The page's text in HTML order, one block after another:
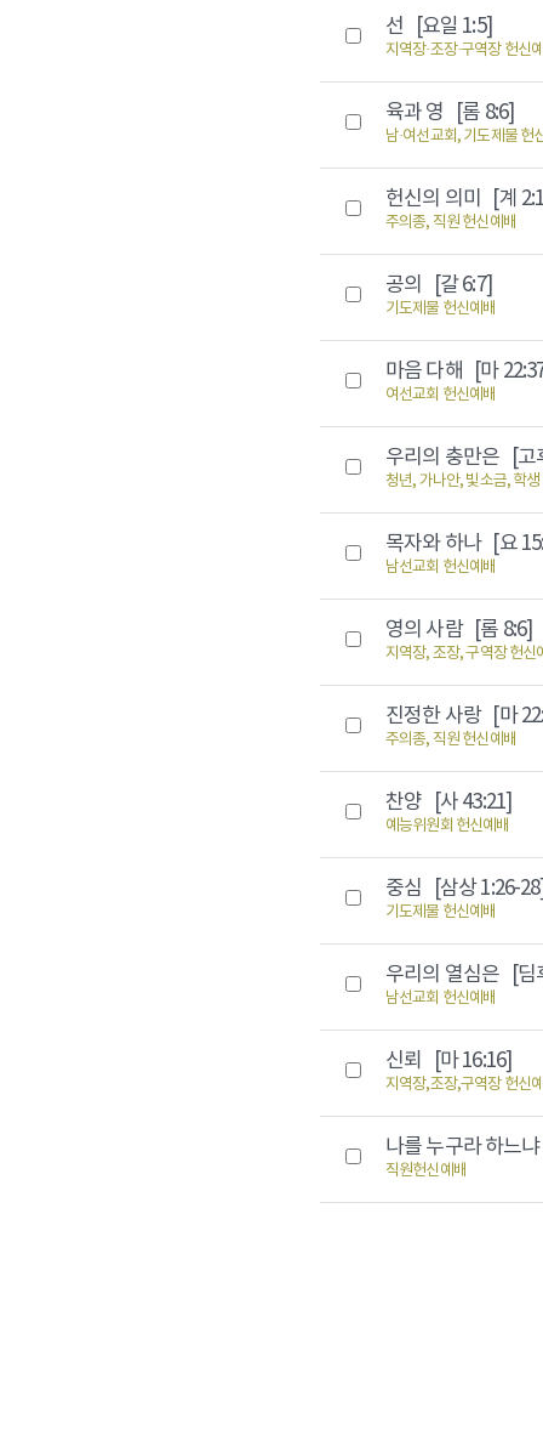
선 [요일 1:5]
지역장·조장·구역장 헌신
육과 영 [롬 8:6]
남·여선교회, 기도제물 헌
헌신의 의미 [계
주의종, 직원 헌신예배
공의 [갈 6:7]
기도제물 헌신예배
마음 다해 [마
여선교회 헌신예배
우리의 충만은 [고
청년, 가나안, 빛소금, 학
목자와 하나 [요
남선교회 헌신예배
영의 사람 [롬 8:6]
지역장, 조장, 구역장 헌신
진정한 사랑 [마
주의종, 직원 헌신예배
찬양 [사 43:21]
예능위원회 헌신예배
중심 [삼상 1:26-
기도제물 헌신예배
우리의 열심은 [딤
남선교회 헌신예배
신뢰 [마 16:16]
지역장,조장,구역장 헌신
나를 누구라 하느
직원헌신예배